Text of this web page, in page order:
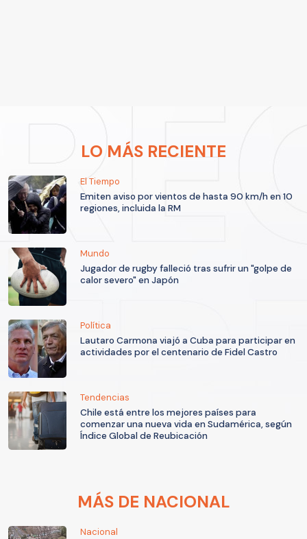
LO MÁS RECIENTE
El Tiempo
Emiten aviso por vientos de hasta 90 km/h en 10
regiones, incluida la RM
Mundo
Jugador de rugby falleció tras sufrir un "golpe de
calor severo" en Japón
Política
Lautaro Carmona viajó a Cuba para participar en
actividades por el centenario de Fidel Castro
Tendencias
Chile está entre los mejores países para
comenzar una nueva vida en Sudamérica, según
Índice Global de Reubicación
MÁS DE NACIONAL
Nacional